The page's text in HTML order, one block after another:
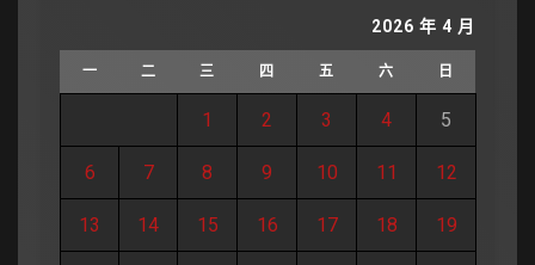
2026 年 4 月
一 二 三 四 五 六 日
1 2 3 4 5
6 7 8 9 10 11 12
13 14 15 16 17 18 19